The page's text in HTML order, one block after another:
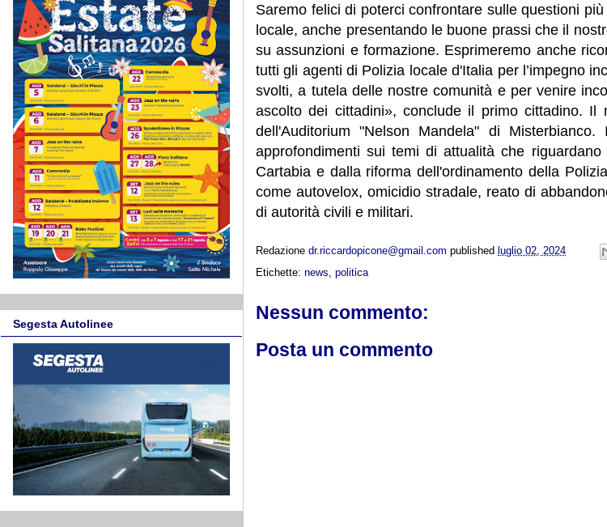
Saremo felici di poterci confrontare sulle questioni
locale, anche presentando le buone prassi che il
su assunzioni e formazione. Esprimeremo anche
tutti gli agenti di Polizia locale d'Italia per l’impegno
svolti, a tutela delle nostre comunità e per venire
ascolto dei cittadini», conclude il primo cittadino. Il
dell'Auditorium "Nelson Mandela" di
approfondimenti sui temi di attualità che
Cartabia e dalla riforma dell'ordinamento della
come autovelox, omicidio stradale, reato di
di autorità civili e militari.
Redazione dr.riccardopicone@gmail.com published luglio 02, 2024
Etichette: news politica
Nessun commento:
Posta un commento
Segesta Autolinee